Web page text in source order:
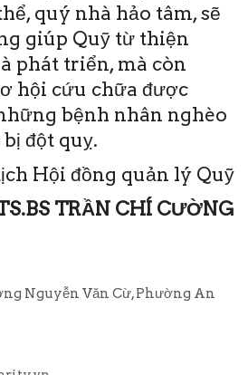
quý nhà hảo tâm, sẽ
giúp Quỹ từ thiện
phát triển, mà còn
hội cứu chữa được
bệnh nhân nghèo
đột quỵ.
Hội đồng quản lý Quỹ
TRẦN CHÍ CƯỜNG
Nguyễn Văn Cừ, Phường An